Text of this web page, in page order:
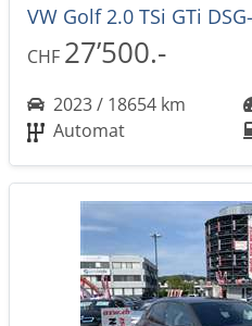
VW Golf 2.0 TSi GTi
CHF 27’500.-
2023 / 18654 km
Automat